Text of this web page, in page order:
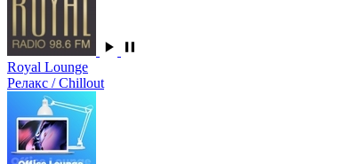
Royal Lounge
Релакс / Chillout